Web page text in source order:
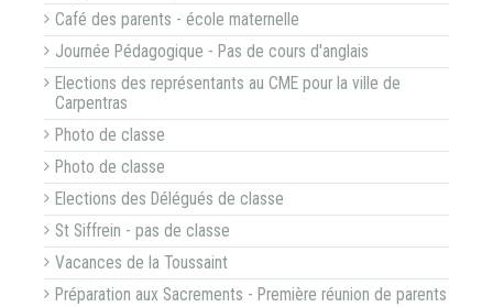
Café des parents - école maternelle
Journée Pédagogique - Pas de cours d'anglais
Elections des représentants au CME pour la ville de
Carpentras
Photo de classe
Photo de classe
Elections des Délégués de classe
St Siffrein - pas de classe
Vacances de la Toussaint
Préparation aux Sacrements - Première réunion de parents